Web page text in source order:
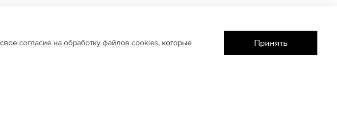
согласие на обработку файлов cookies, которые
Принять